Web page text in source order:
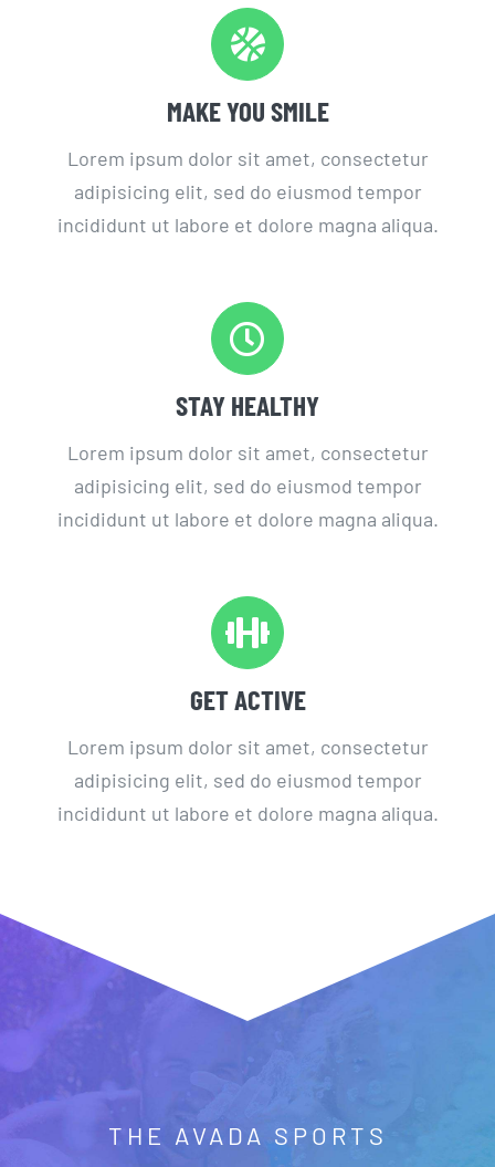
MAKE YOU SMILE
Lorem ipsum dolor sit amet, consectetur
adipisicing elit, sed do eiusmod tempor
incididunt ut labore et dolore magna aliqua.
STAY HEALTHY
Lorem ipsum dolor sit amet, consectetur
adipisicing elit, sed do eiusmod tempor
incididunt ut labore et dolore magna aliqua.
GET ACTIVE
Lorem ipsum dolor sit amet, consectetur
adipisicing elit, sed do eiusmod tempor
incididunt ut labore et dolore magna aliqua.
THE AVADA SPORTS